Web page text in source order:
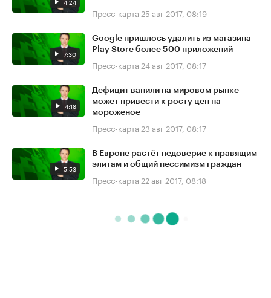
4:24
Пресс-карта 25 авг 2017, 08:19
7:30
Google пришлось удалить из магазина
Play Store более 500 приложений
Пресс-карта 24 авг 2017, 08:17
4:18
Дефицит ванили на мировом рынке
может привести к росту цен на
мороженое
Пресс-карта 23 авг 2017, 08:17
5:53
В Европе растёт недоверие к правящим
элитам и общий пессимизм граждан
Пресс-карта 22 авг 2017, 08:18